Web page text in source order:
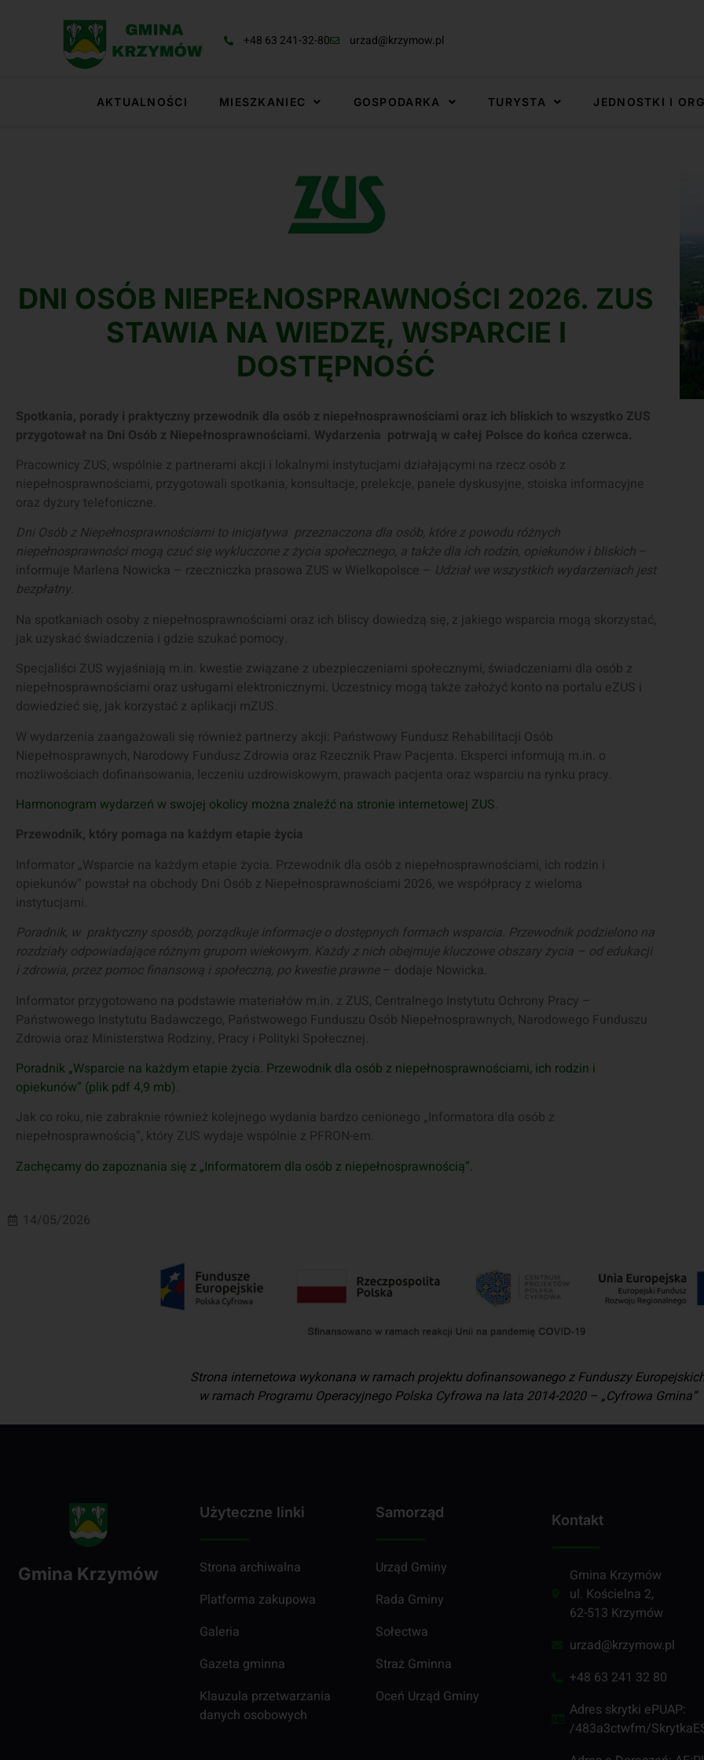
+48 63 241-32-80 urzad@krzymow.pl
AKTUALNOŚCI MIESZKANIEC GOSPODARKA TURYSTA JEDNOSTKI I
DNI OSÓB NIEPEŁNOSPRAWNOŚCI 2026. ZUS
STAWIA NA WIEDZĘ, WSPARCIE I
DOSTĘPNOŚĆ
Spotkania, porady i praktyczny przewodnik dla osób z niepełnosprawnościami oraz ich bliskich to wszystko ZUS
przygotował na Dni Osób z Niepełnosprawnościami. Wydarzenia potrwają w całej Polsce do końca czerwca.
Pracownicy ZUS, wspólnie z partnerami akcji i lokalnymi instytucjami działającymi na rzecz osób z
niepełnosprawnościami, przygotowali spotkania, konsultacje, prelekcje, panele dyskusyjne, stoiska informacyjne
oraz dyżury telefoniczne.
Dni Osób z Niepełnosprawnościami to inicjatywa przeznaczona dla osób, które z powodu różnych
niepełnosprawności mogą czuć się wykluczone z życia społecznego, a także dla ich rodzin, opiekunów i bliskich –
informuje Marlena Nowicka – rzeczniczka prasowa ZUS w Wielkopolsce – Udział we wszystkich wydarzeniach jest
bezpłatny.
Na spotkaniach osoby z niepełnosprawnościami oraz ich bliscy dowiedzą się, z jakiego wsparcia mogą skorzystać,
jak uzyskać świadczenia i gdzie szukać pomocy.
Specjaliści ZUS wyjaśniają m.in. kwestie związane z ubezpieczeniami społecznymi, świadczeniami dla osób z
niepełnosprawnościami oraz usługami elektronicznymi. Uczestnicy mogą także założyć konto na portalu eZUS i
dowiedzieć się, jak korzystać z aplikacji mZUS.
W wydarzenia zaangażowali się również partnerzy akcji: Państwowy Fundusz Rehabilitacji Osób
Niepełnosprawnych, Narodowy Fundusz Zdrowia oraz Rzecznik Praw Pacjenta. Eksperci informują m.in. o
możliwościach dofinansowania, leczeniu uzdrowiskowym, prawach pacjenta oraz wsparciu na rynku pracy.
Harmonogram wydarzeń w swojej okolicy można znaleźć na stronie internetowej ZUS
Przewodnik, który pomaga na każdym etapie życia
Informator „Wsparcie na każdym etapie życia. Przewodnik dla osób z niepełnosprawnościami, ich rodzin i
opiekunów” powstał na obchody Dni Osób z Niepełnosprawnościami 2026, we współpracy z wieloma
instytucjami.
Poradnik, w praktyczny sposób, porządkuje informacje o dostępnych formach wsparcia. Przewodnik podzielono na
rozdziały odpowiadające różnym grupom wiekowym. Każdy z nich obejmuje kluczowe obszary życia – od edukacji
i zdrowia, przez pomoc finansową i społeczną, po kwestie prawne– dodaje Nowicka.
Informator przygotowano na podstawie materiałów m.in. z ZUS, Centralnego Instytutu Ochrony Pracy –
Państwowego Instytutu Badawczego, Państwowego Funduszu Osób Niepełnosprawnych, Narodowego Funduszu
Zdrowia oraz Ministerstwa Rodziny, Pracy i Polityki Społecznej.
Poradnik „Wsparcie na każdym etapie życia. Przewodnik dla osób z niepełnosprawnościami, ich rodzin i
opiekunów” (plik pdf 4,9 mb)
Jak co roku, nie zabraknie również kolejnego wydania bardzo cenionego „Informatora dla osób z
niepełnosprawnością”, który ZUS wydaje wspólnie z PFRON-em.
Zachęcamy do zapoznania się z „Informatorem dla osób z niepełnosprawnością”.
14/05/2026
Strona internetowa wykonana w ramach projektu dofinansowanego z Funduszy
w ramach Programu Operacyjnego Polska Cyfrowa na lata 2014-2020 – „Cyfrowa Gmina”
Gmina Krzymów
Użyteczne linki
Strona archiwalna
Platforma zakupowa
Galeria
Gazeta gminna
Klauzula przetwarzania
danych osobowych
Samorząd
Urząd Gminy
Rada Gminy
Sołectwa
Straż Gminna
Oceń Urząd Gminy
Kontakt
Gmina Krzymów
ul. Kościelna 2,
62-513 Krzymów
urzad@krzymow.pl
+48 63 241 32 80
Adres skrytki ePUAP:
/483a3ctwfm/